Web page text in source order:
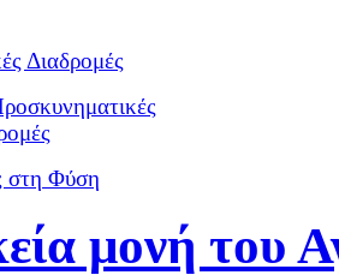
Διαδρομές
στη Φύση
μονή του